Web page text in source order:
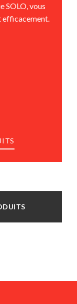
SOLO, vous
efficacement.